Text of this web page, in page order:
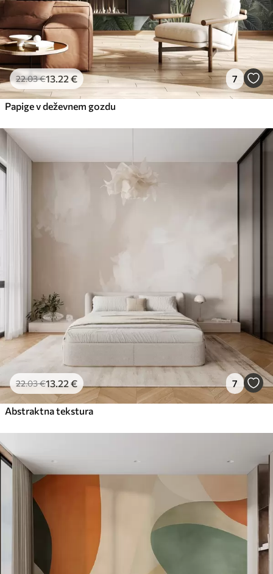
22.03€13 .22 € 7
Papige v deževnem gozdu
22.03€13 .22 € 7
Abstraktna tekstura